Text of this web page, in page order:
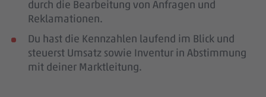
durch die Bearbeitung von Anfragen und
Reklamationen.
Du hast die Kennzahlen laufend im Blick und
steuerst Umsatz sowie Inventur in Abstimmung
mit deiner Marktleitung.